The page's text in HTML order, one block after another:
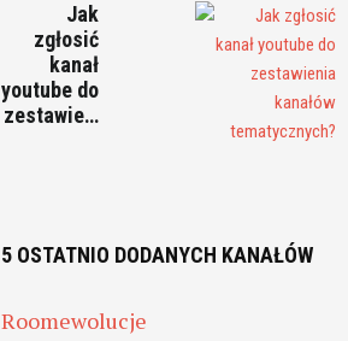
Jak
zgłosić
kanał
youtube do
zestawie…
5 OSTATNIO DODANYCH KANAŁÓW
Roomewolucje